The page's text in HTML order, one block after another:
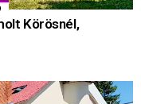
Körösnél,